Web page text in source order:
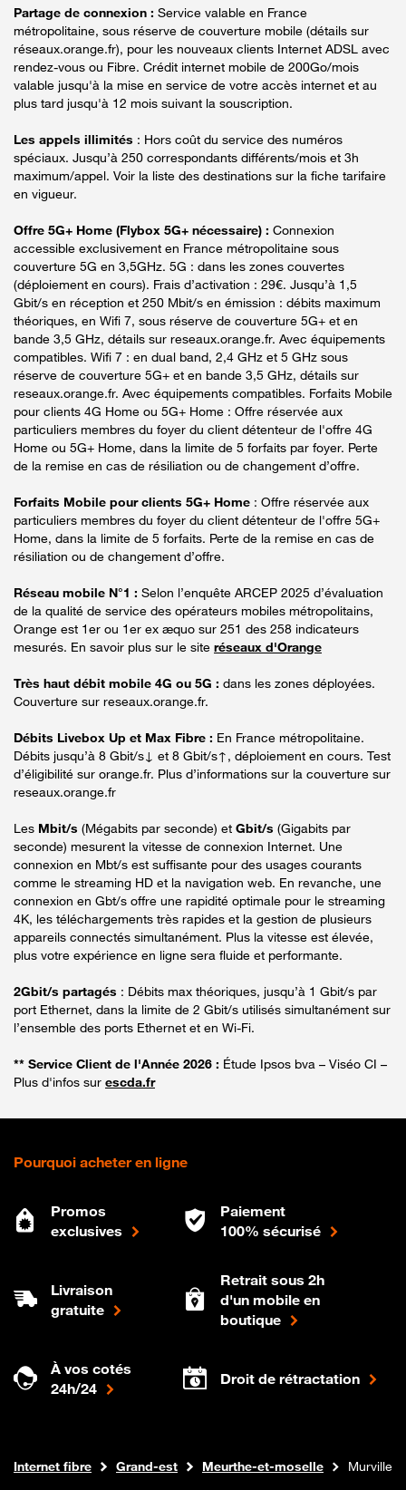
Partage de connexion : Service valable en France
métropolitaine, sous réserve de couverture mobile (détails sur
réseaux.orange.fr), pour les nouveaux clients Internet ADSL avec
rendez-vous ou Fibre. Crédit internet mobile de 200Go/mois
valable jusqu'à la mise en service de votre accès internet et au
plus tard jusqu'à 12 mois suivant la souscription.
Les appels illimités : Hors coût du service des numéros
spéciaux. Jusqu’à 250 correspondants différents/mois et 3h
maximum/appel. Voir la liste des destinations sur la fiche tarifaire
en vigueur.
Offre 5G+ Home (Flybox 5G+ nécessaire) : Connexion
accessible exclusivement en France métropolitaine sous
couverture 5G en 3,5GHz. 5G : dans les zones couvertes
(déploiement en cours). Frais d’activation : 29€. Jusqu’à 1,5
Gbit/s en réception et 250 Mbit/s en émission : débits maximum
théoriques, en Wifi 7, sous réserve de couverture 5G+ et en
bande 3,5 GHz, détails sur reseaux.orange.fr. Avec équipements
compatibles. Wifi 7 : en dual band, 2,4 GHz et 5 GHz sous
réserve de couverture 5G+ et en bande 3,5 GHz, détails sur
reseaux.orange.fr. Avec équipements compatibles. Forfaits Mobile
pour clients 4G Home ou 5G+ Home : Offre réservée aux
particuliers membres du foyer du client détenteur de l'offre 4G
Home ou 5G+ Home, dans la limite de 5 forfaits par foyer. Perte
de la remise en cas de résiliation ou de changement d’offre.
Forfaits Mobile pour clients 5G+ Home : Offre réservée aux
particuliers membres du foyer du client détenteur de l'offre 5G+
Home, dans la limite de 5 forfaits. Perte de la remise en cas de
résiliation ou de changement d’offre.
Réseau mobile N°1 : Selon l’enquête ARCEP 2025 d’évaluation
de la qualité de service des opérateurs mobiles métropolitains,
Orange est 1er ou 1er ex æquo sur 251 des 258 indicateurs
mesurés. En savoir plus sur le site réseaux d'Orange
Très haut débit mobile 4G ou 5G : dans les zones déployées.
Couverture sur reseaux.orange.fr.
Débits Livebox Up et Max Fibre : En France métropolitaine.
Débits jusqu’à 8 Gbit/s↓ et 8 Gbit/s↑, déploiement en cours. Test
d’éligibilité sur orange.fr. Plus d’informations sur la couverture sur
reseaux.orange.fr
Les Mbit/s (Mégabits par seconde) et Gbit/s (Gigabits par
seconde) mesurent la vitesse de connexion Internet. Une
connexion en Mbt/s est suffisante pour des usages courants
comme le streaming HD et la navigation web. En revanche, une
connexion en Gbt/s offre une rapidité optimale pour le streaming
4K, les téléchargements très rapides et la gestion de plusieurs
appareils connectés simultanément. Plus la vitesse est élevée,
plus votre expérience en ligne sera fluide et performante.
2Gbit/s partagés : Débits max théoriques, jusqu’à 1 Gbit/s par
port Ethernet, dans la limite de 2 Gbit/s utilisés simultanément sur
l’ensemble des ports Ethernet et en Wi-Fi.
** Service Client de l'Année 2026 : Étude Ipsos bva – Viséo CI –
Plus d'infos sur escda.fr
Pourquoi acheter en ligne
Promos
exclusives
Paiement
100% sécurisé
Livraison
gratuite
Retrait sous 2h
d'un mobile en
boutique
À vos cotés
24h/24
Droit de rétractation
Boutique Orange
Internet fibre Grand-est Meurthe-et-moselle Murville